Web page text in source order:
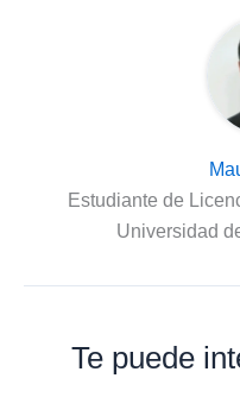
Estudiante de
Universidad
Te puede